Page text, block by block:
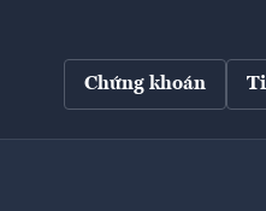
Chứng khoán